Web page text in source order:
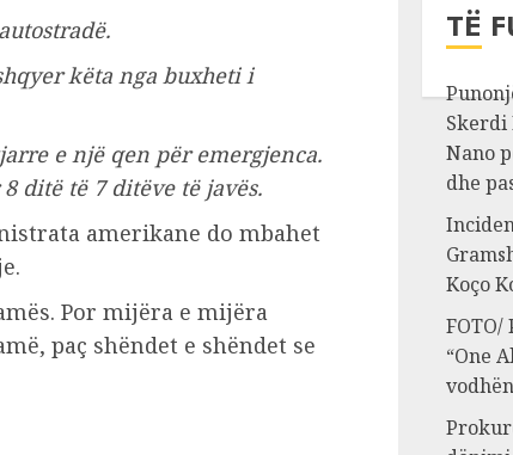
këta nga buxheti i
e një qen për emergjenca.
ditë të 7 ditëve të javës.
amerikane do mbahet
Por mijëra e mijëra
paç shëndet e shëndet se
TË
Skerdi
Nano
dhe
Koço
“One